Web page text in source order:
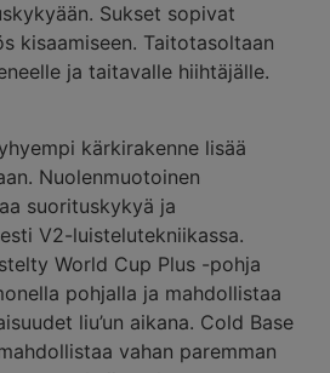
Sukset sopivat
kisaamiseen. Taitotasoltaan
ja taitavalle hiihtäjälle.
kärkirakenne lisää
Nuolenmuotoinen
suorituskykyä ja
V2-luistelutekniikassa.
World Cup Plus -pohja
pohjalla ja mahdollistaa
liu’un aikana. Cold Base
vahan paremman